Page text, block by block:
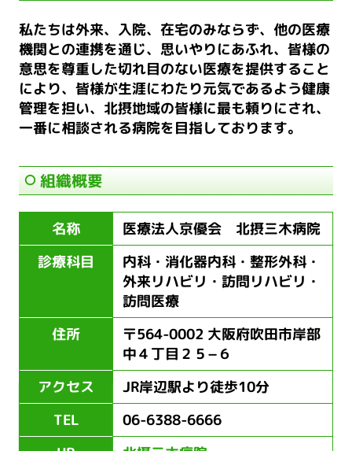
私たちは外来、入院、在宅のみならず、他の医療
機関との連携を通じ、思いやりにあふれ、皆様の
意思を尊重した切れ目のない医療を提供すること
により、皆様が生涯にわたり元気であるよう健康
管理を担い、北摂地域の皆様に最も頼りにされ、
一番に相談される病院を目指しております。
組織概要
名称 医療法人京優会 北摂三木病院
診療科目
内科・消化器内科・整形外科・
外来リハビリ・訪問リハビリ・
訪問医療
住所 〒564-0002 大阪府吹田市岸部
中４丁目２５−６
アクセス JR岸辺駅より徒歩10分
TEL 06-6388-6666